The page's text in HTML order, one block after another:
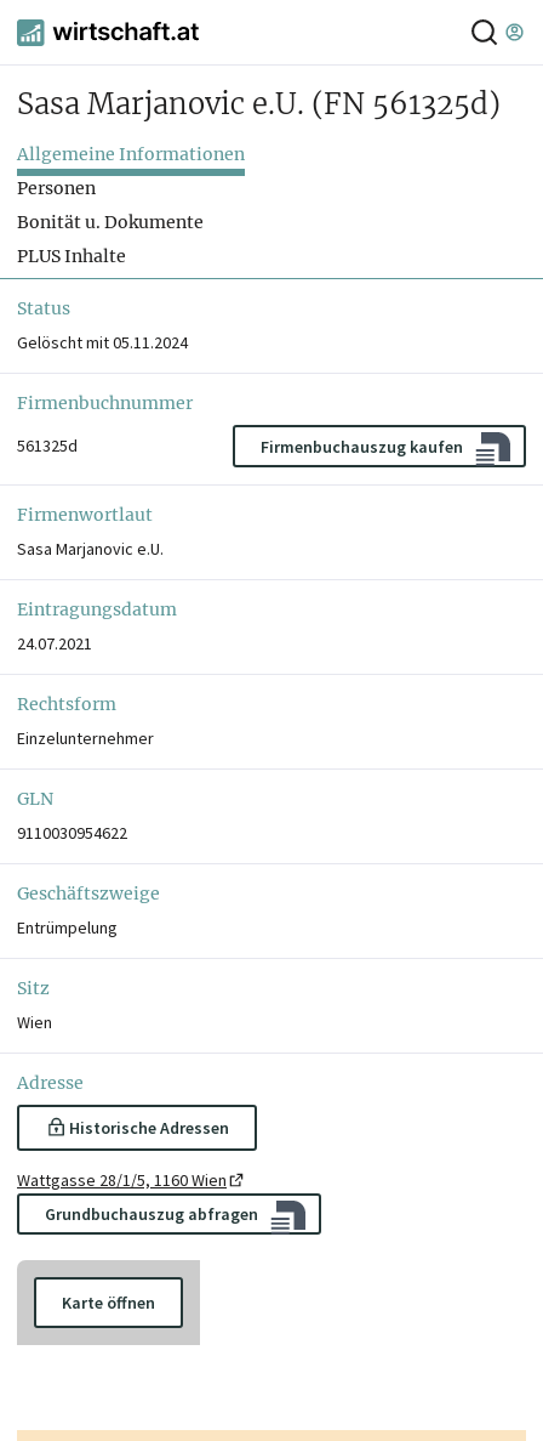
Sasa Marjanovic e.U. (FN 561325d)
Allgemeine Informationen
Personen
Bonität u. Dokumente
PLUS Inhalte
Status
Gelöscht mit 05.11.2024
Firmenbuchnummer
561325d
Firmenbuchauszug kaufen
Firmenwortlaut
Sasa Marjanovic e.U.
Eintragungsdatum
24.07.2021
Rechtsform
Einzelunternehmer
GLN
9110030954622
Geschäftszweige
Entrümpelung
Sitz
Wien
Adresse
Historische Adressen
Wattgasse 28/1/5, 1160 Wien
Grundbuchauszug abfragen
Karte öffnen